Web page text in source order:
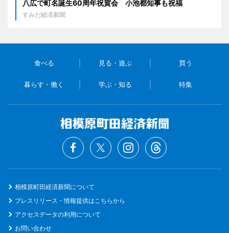
八広で町名誕生60周年祝賀会 小池都知事も祝福
すみだ経済新聞
食べる 見る・遊ぶ 買う
暮らす・働く 学ぶ・知る 特集
相模原町田経済新聞について
プレスリリース・情報提供はこちらから
アクセスデータの利用について
お問い合わせ